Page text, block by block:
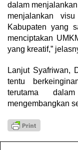
dalam
menjalankan
Kabupaten yang
menciptakan
yang kreatif,”
Lanjut Syafriwan,
tentu
terutama
mengembangkan